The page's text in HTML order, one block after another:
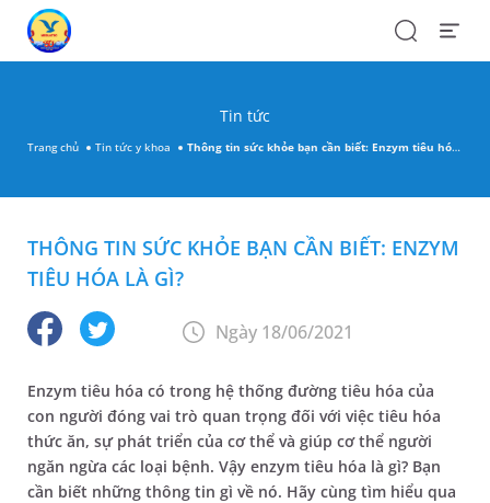
SearchOpen
Tin tức
Trang chủ Tin tức y khoa Thông tin sức khỏe bạn cần biết: Enzym tiêu hóa là gì?
THÔNG TIN SỨC KHỎE BẠN CẦN BIẾT: ENZYM
TIÊU HÓA LÀ GÌ?
Ngày 18/06/2021
Enzym tiêu hóa có trong hệ thống đường tiêu hóa của
con người đóng vai trò quan trọng đối với việc tiêu hóa
thức ăn, sự phát triển của cơ thể và giúp cơ thể người
ngăn ngừa các loại bệnh. Vậy enzym tiêu hóa là gì? Bạn
cần biết những thông tin gì về nó. Hãy cùng tìm hiểu qua